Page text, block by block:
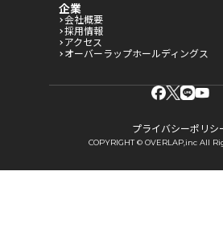
企業
会社概要
採用情報
アクセス
オーバーラップホールディングス
プライバシーポリシ
COPYRIGHT © OVERLAP,inc All